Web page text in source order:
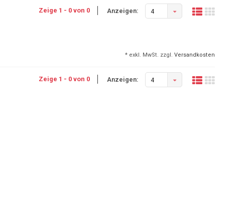
Zeige 1 - 0 von 0 Anzeigen: 4
* exkl. MwSt. zzgl. Versandkosten
Zeige 1 - 0 von 0 Anzeigen: 4